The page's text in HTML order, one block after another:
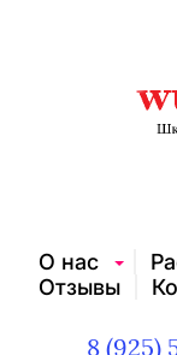
О нас
Отзывы
8 (925)